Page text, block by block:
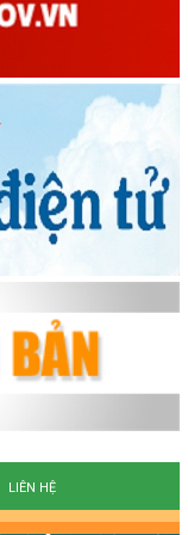
LIÊN HỆ